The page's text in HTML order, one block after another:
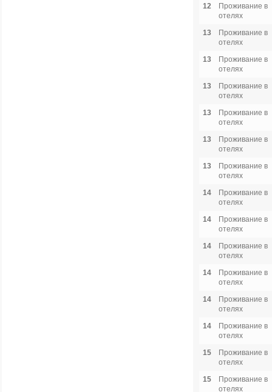
12
Проживание в
отелях
13
Проживание в
отелях
13
Проживание в
отелях
13
Проживание в
отелях
13
Проживание в
отелях
13
Проживание в
отелях
13
Проживание в
отелях
14
Проживание в
отелях
14
Проживание в
отелях
14
Проживание в
отелях
14
Проживание в
отелях
14
Проживание в
отелях
14
Проживание в
отелях
15
Проживание в
отелях
15
Проживание в
отелях